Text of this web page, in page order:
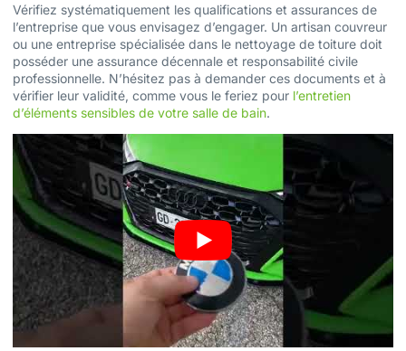
Vérifiez systématiquement les qualifications et assurances de
l’entreprise que vous envisagez d’engager. Un artisan couvreur
ou une entreprise spécialisée dans le nettoyage de toiture doit
posséder une assurance décennale et responsabilité civile
professionnelle. N’hésitez pas à demander ces documents et à
vérifier leur validité, comme vous le feriez pour l’entretien
d’éléments sensibles de votre salle de bain.